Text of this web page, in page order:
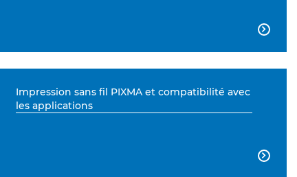

Impression sans fil PIXMA et compatibilité avec
les applications
